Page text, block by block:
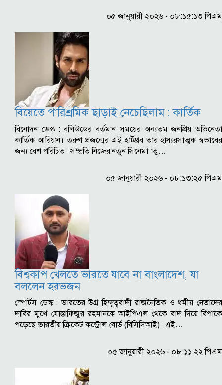
০৫ জানুয়ারী ২০২৬ - ০৮:১৫:১৩ পিএম
বিয়েতে পারিশ্রমিক ছাড়াই নেচেছিলাম : কার্তিক
বিনোদন ডেস্ক : বলিউডের বর্তমান সময়ের অন্যতম জনপ্রিয় অভিনেতা
কার্তিক আরিয়ান। তরুণ প্রজন্মের এই হার্টথ্রব তার হাস্যরসাত্মক স্বভাবের
জন্য বেশ পরিচিত। সম্প্রতি নিজের নতুন সিনেমা ‘তু…
০৫ জানুয়ারী ২০২৬ - ০৮:১৩:২৫ পিএম
বিশ্বকাপ খেলতে ভারতে যাবে না বাংলাদেশ, যা
বললেন হরভজন
স্পোর্টস ডেস্ক : ভারতের উগ্র হিন্দুত্ববাদী রাজনৈতিক ও ধর্মীয় নেতাদের
দাবির মুখে মোস্তাফিজুর রহমানকে আইপিএল থেকে বাদ দিয়ে বিপাকে
পড়েছে ভারতীয় ক্রিকেট কন্ট্রোল বোর্ড (বিসিসিআই)। এই…
০৫ জানুয়ারী ২০২৬ - ০৮:১১:২২ পিএম